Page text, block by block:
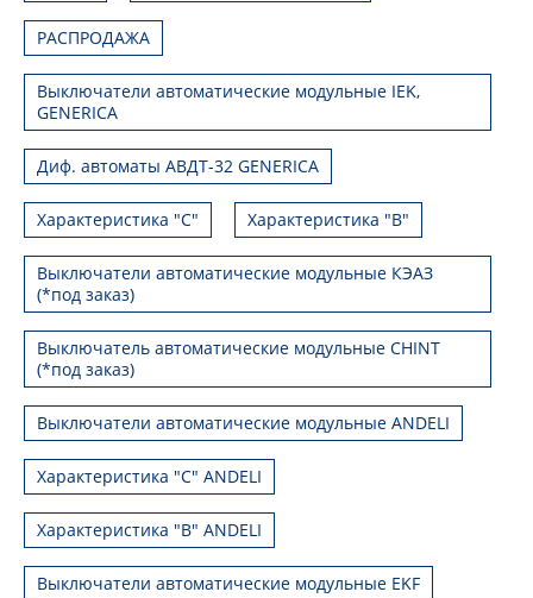
РАСПРОДАЖА
Выключатели автоматические модульные IEK,
GENERICA
Диф. автоматы АВДТ-32 GENERICA
Характеристика "С" Характеристика "В"
Выключатели автоматические модульные КЭАЗ
(*под заказ)
Выключатель автоматические модульные CHINT
(*под заказ)
Выключатели автоматические модульные ANDELI
Характеристика "C" ANDELI
Характеристика "B" ANDELI
Выключатели автоматические модульные EKF